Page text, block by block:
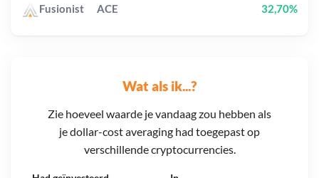
Wat als ik...?
Zie hoeveel waarde je vandaag zou hebben als
je dollar-cost averaging had toegepast op
verschillende cryptocurrencies.
Fusionist ACE 32,70%